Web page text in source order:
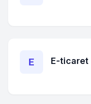
E E-ticaret